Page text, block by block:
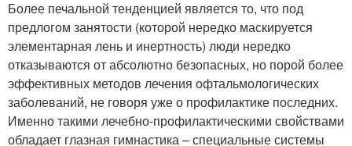
Более печальной тенденцией является то, что под
предлогом занятости (которой нередко маскируется
элементарная лень и инертность) люди нередко
отказываются от абсолютно безопасных, но порой более
эффективных методов лечения офтальмологических
заболеваний, не говоря уже о профилактике последних.
Именно такими лечебно-профилактическими свойствами
обладает глазная гимнастика – специальные системы